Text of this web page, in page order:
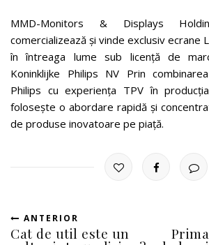
MMD-Monitors & Displays
comercializează și vinde exclusiv ecrane
în întreaga lume sub licență de
Koninklijke Philips NV Prin
Philips cu experiența TPV în
folosește o abordare rapidă și
de produse inovatoare pe piață.
ANTERIOR
Cat de util este un